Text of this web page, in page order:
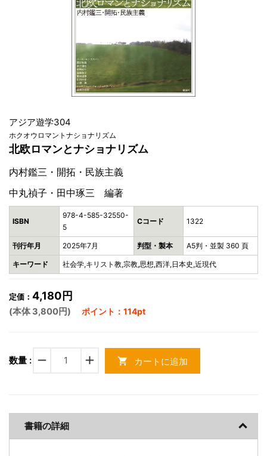
アジア遊学304
ホクオウロマントナショナリズム
北欧ロマンとナショナリズム
内村鑑三・開拓・民族主義
中丸禎子・田中琢三 編著
ISBN
978-4-585-32550-
5
Cコード 1322
刊行年月 2025年7月 判型・製本 A5判・並製 360 頁
キーワード 社会学,キリスト教,宗教,思想,西洋,日本史,近現代
定価： 4,180円
(本体 3,800円) ポイント：114pt
数量 : remove add shopping_cart カートに追加
書籍の詳細